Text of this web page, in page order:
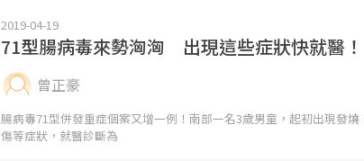
2019-04-19
71型腸病毒來勢洶洶 出現這些症狀快就醫！
曾正豪
腸病毒71型併發重症個案又增一例！南部一名3歲男童，起初出現發
傷等症狀，就醫診斷為